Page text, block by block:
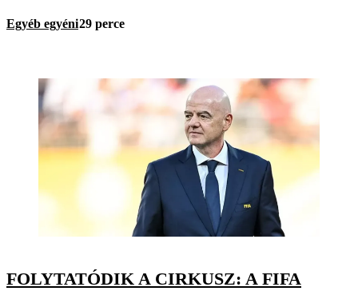
Egyéb egyéni29 perce
FOLYTATÓDIK A CIRKUSZ: A FIFA